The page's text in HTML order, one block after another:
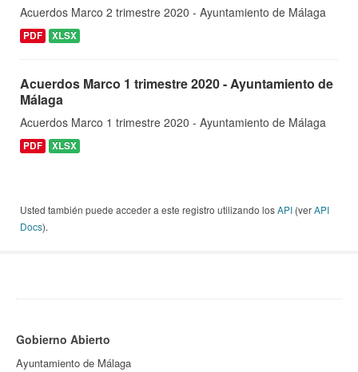
Acuerdos Marco 2 trimestre 2020 - Ayuntamiento de Málaga
PDF XLSX
Acuerdos Marco 1 trimestre 2020 - Ayuntamiento de
Málaga
Acuerdos Marco 1 trimestre 2020 - Ayuntamiento de Málaga
PDF XLSX
Usted también puede acceder a este registro utilizando losAPI (verAPI
Docs).
Gobierno Abierto
Ayuntamiento de Málaga